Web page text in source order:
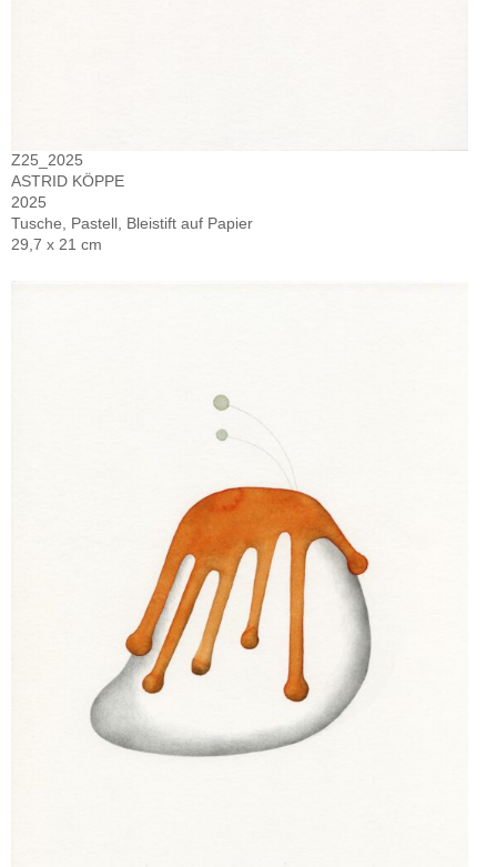
Z25_2025
ASTRID KÖPPE
2025
Tusche, Pastell, Bleistift auf Papier
29,7 x 21 cm